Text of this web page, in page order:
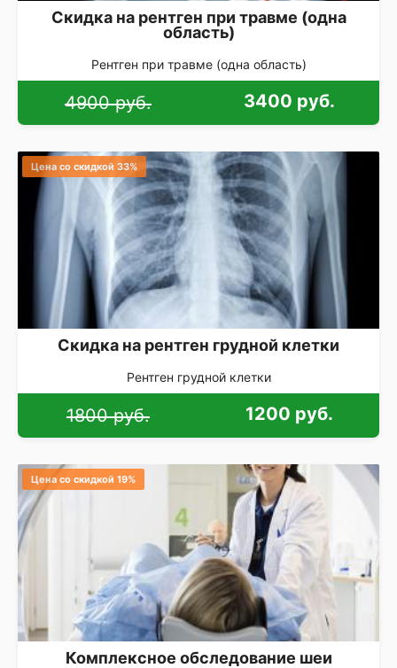
Скидка на рентген при травме (одна
область)
Рентген при травме (одна область)
4900 руб. 3400 руб.
Цена со скидкой 33%
Скидка на рентген грудной клетки
Рентген грудной клетки
1800 руб. 1200 руб.
Цена со скидкой 19%
Комплексное обследование шеи